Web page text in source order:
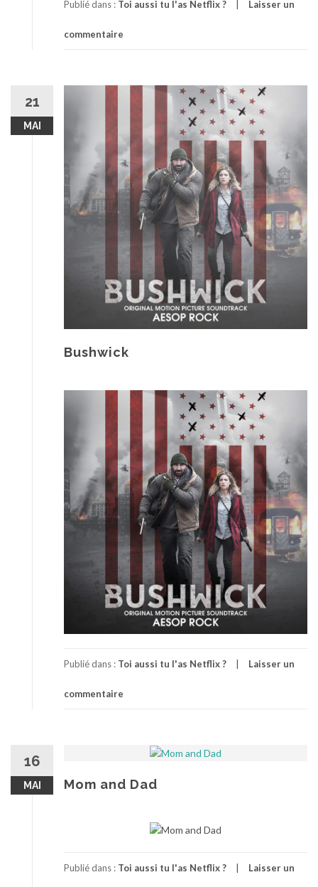
Publié dans : Toi aussi tu l'as Netflix ? Laisser un
commentaire
21
MAI
Bushwick
Publié dans : Toi aussi tu l'as Netflix ? Laisser un
commentaire
16
MAI Mom and Dad
Publié dans : Toi aussi tu l'as Netflix ? Laisser un